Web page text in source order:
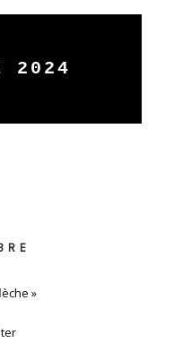
2024
»